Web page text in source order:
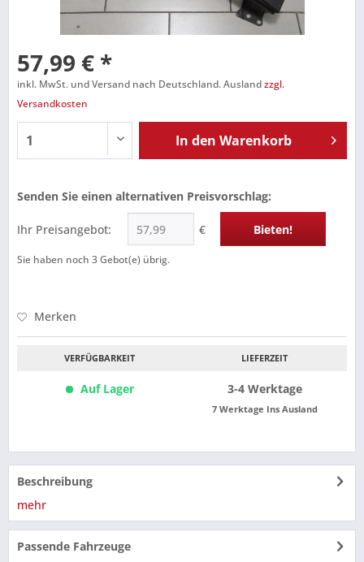
57,99 € *
inkl. MwSt. und Versand nach Deutschland. Auslandzzgl.
Versandkosten
In den Warenkorb
Senden Sie einen alternativen Preisvorschlag:
Ihr Preisangebot: € Bieten!
Sie haben noch 3Gebot(e) übrig.
Merken
VERFÜGBARKEIT
Auf Lager
LIEFERZEIT
3-4 Werktage
7 Werktage Ins Ausland
Beschreibung
mehr
Passende Fahrzeuge